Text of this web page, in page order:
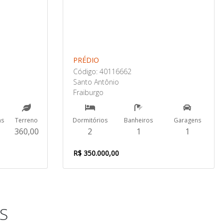
Terreno
360,00
PRÉDIO
Código: 40116662
Santo Antônio
Fraiburgo
Dormitórios
2
Banheiros
1
Garagens
1
R$ 350.000,00